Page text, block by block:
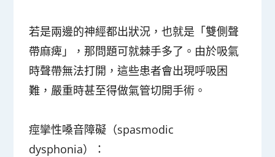
若是兩邊的神經都出狀況，也就是 「雙側聲
帶麻痺」
，那問題可就棘手多了。由於吸氣
時聲帶無法打開，這些患者會出現呼吸困
難，嚴重時甚至得做氣管切開手術。
痙攣性嗓音障礙（spasmodic
dysphonia）：